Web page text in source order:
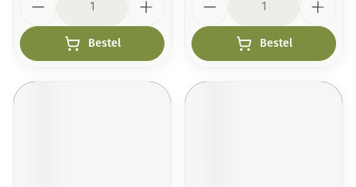
Bestel Bestel